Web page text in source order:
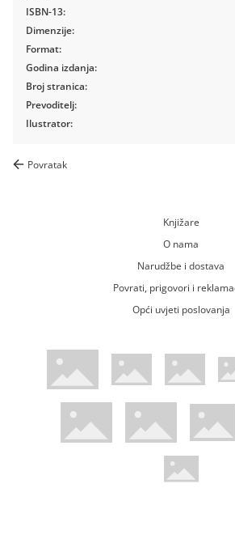
ISBN-13:
Dimenzije:
Format:
Godina izdanja:
Broj stranica:
Prevoditelj:
Ilustrator:
Povratak
Knjižare
O nama
Narudžbe i dostava
Povrati, prigovori i
Opći uvjeti poslovanja
WsPay web stranicaMaestro web stranica
Mastercard
Diners web stranicaTrustwave certificirano
Verified by Visa